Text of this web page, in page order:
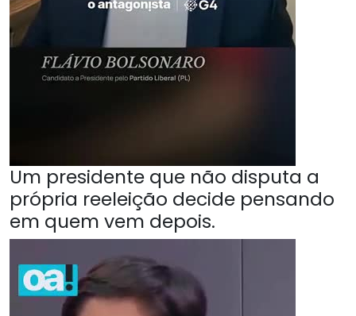
Um presidente que não disputa a
própria reeleição decide pensando
em quem vem depois.